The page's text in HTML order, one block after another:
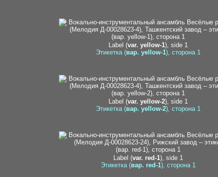
Label (var. yellow-1), side 1
Этикетка (вар. yellow-1), сторона 1
Label (var. yellow-2), side 1
Этикетка (вар. yellow-2), сторона 1
Label (var. red-1), side 1
Этикетка (вар. red-1), сторона 1